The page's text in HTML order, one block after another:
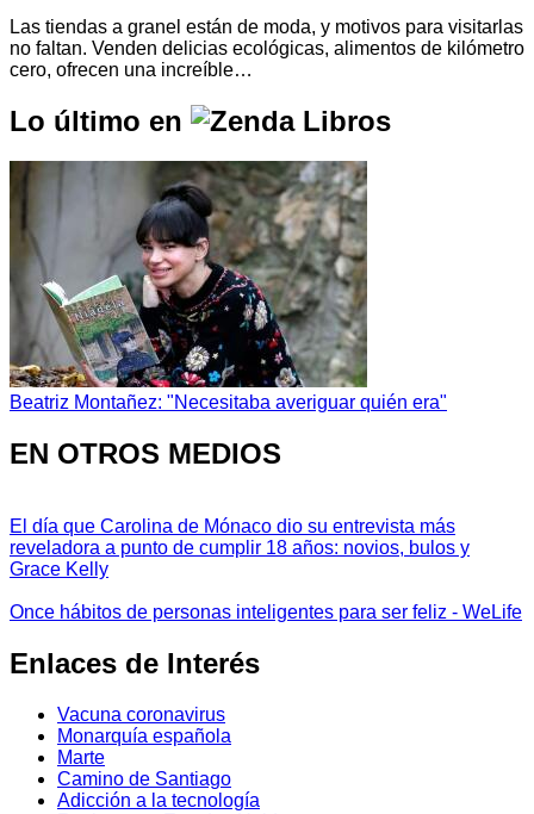
Las tiendas a granel están de moda, y motivos para visitarlas
no faltan. Venden delicias ecológicas, alimentos de kilómetro
cero, ofrecen una increíble…
Lo último en
Beatriz Montañez: "Necesitaba averiguar quién era"
EN OTROS MEDIOS
El día que Carolina de Mónaco dio su entrevista más
reveladora a punto de cumplir 18 años: novios, bulos y
Grace Kelly
Once hábitos de personas inteligentes para ser feliz - WeLife
Enlaces de Interés
Vacuna coronavirus
Monarquía española
Marte
Camino de Santiago
Adicción a la tecnología